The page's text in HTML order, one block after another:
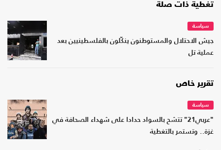
تغطية ذات صلة
سياسة
جيش الاحتلال والمستوطنون ينكّلون بالفلسطينيين بعد
عملية تل
تقرير خاص
سياسة
"عربي21" تتشح بالسواد حدادا على شهداء الصحافة في
غزة.. وتستمر بالتغطية